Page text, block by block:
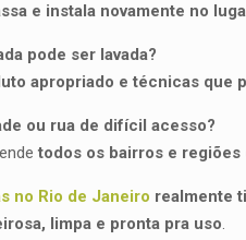
e instala novamente no
pode ser lavada?
apropriado e técnicas que
ou rua de difícil acesso?
todos os bairros e regiões
no Rio de Janeiro realmente
limpa e pronta pra uso.